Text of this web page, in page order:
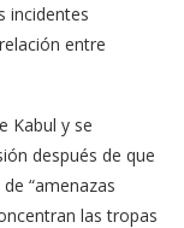
incidentes
entre
Kabul y se
después de que
“amenazas
las tropas